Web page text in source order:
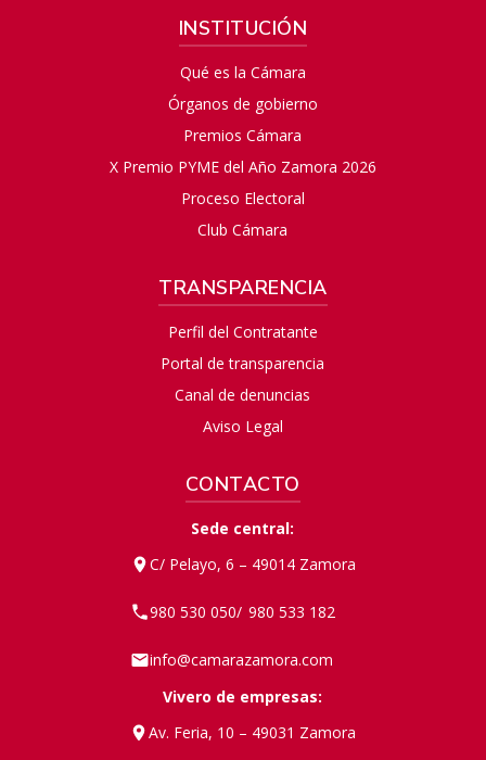
INSTITUCIÓN
Qué es la Cámara
Órganos de gobierno
Premios Cámara
X Premio PYME del Año Zamora 2026
Proceso Electoral
Club Cámara
TRANSPARENCIA
Perfil del Contratante
Portal de transparencia
Canal de denuncias
Aviso Legal
CONTACTO
Sede central:
C/ Pelayo, 6 – 49014 Zamora
980 530 050/ 980 533 182
info@camarazamora.com
Vivero de empresas:
Av. Feria, 10 – 49031 Zamora